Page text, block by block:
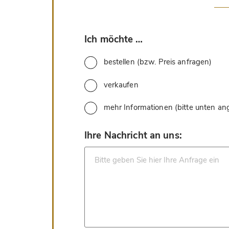
Ich möchte …
bestellen (bzw. Preis anfragen)
verkaufen
mehr Informationen (bitte unten
Ihre Nachricht an uns: